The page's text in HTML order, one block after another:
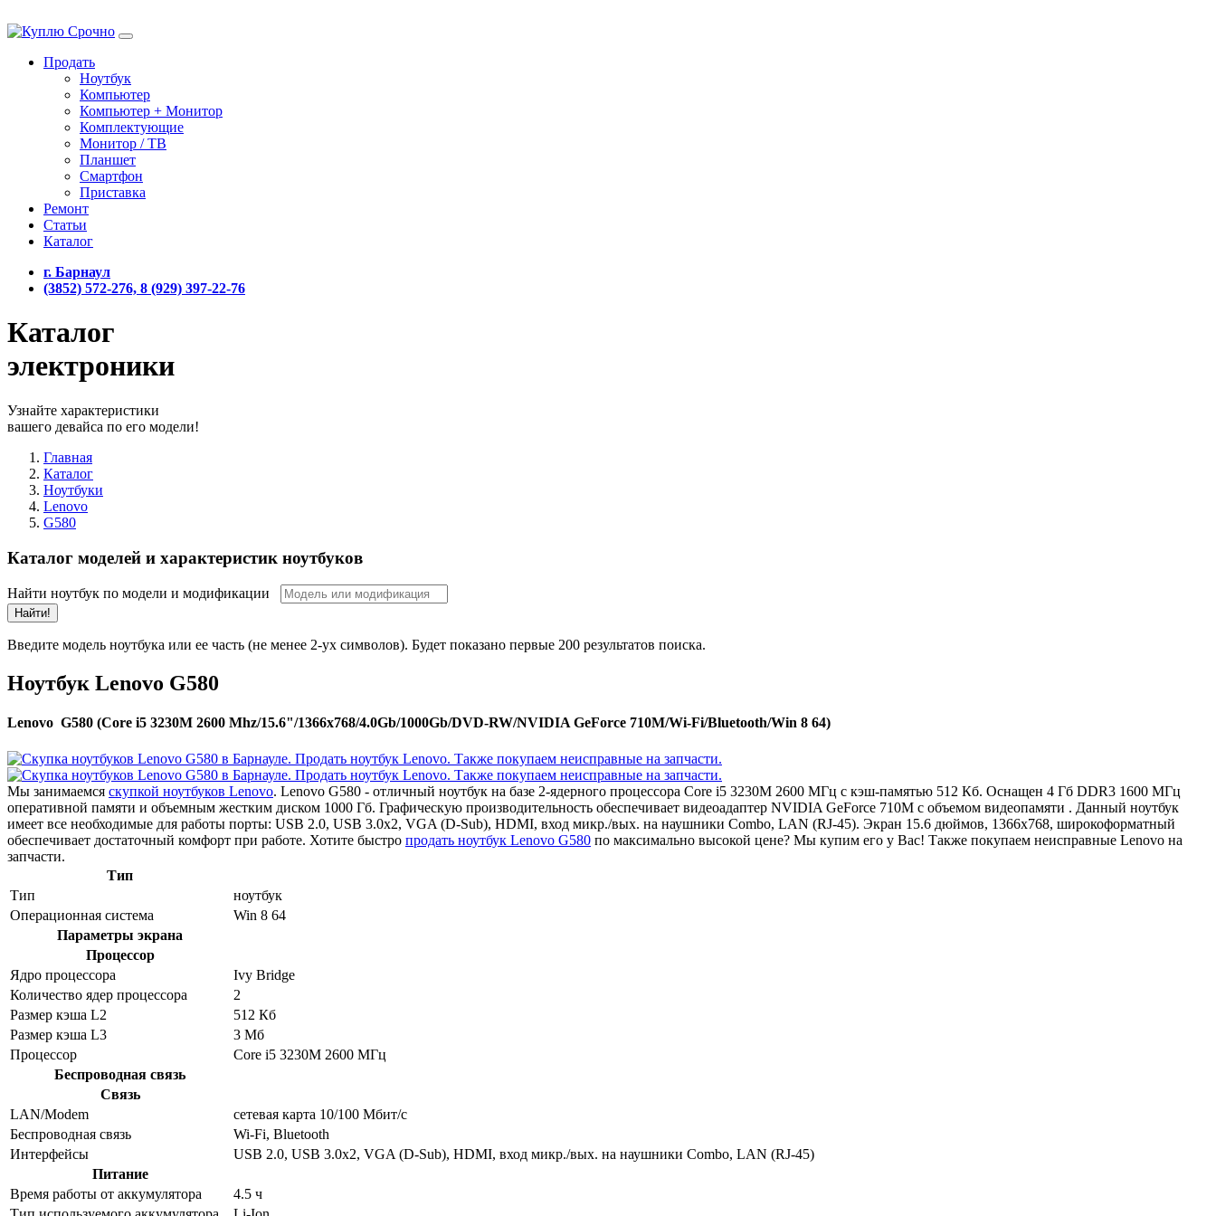
Продать
Ноутбук
Компьютер
Компьютер + Монитор
Комплектующие
Монитор / ТВ
Планшет
Смартфон
Приставка
Ремонт
Статьи
Каталог
г. Барнаул
(3852) 572-276, 8 (929) 397-22-76
Каталог
электроники
Узнайте характеристики
вашего девайса по его модели!
Главная
Каталог
Ноутбуки
Lenovo
G580
Каталог моделей и характеристик ноутбуков
Найти ноутбук по модели и модификации
Найти!
Введите модель ноутбука или ее часть (не менее 2-ух символов). Будет показано первые 200 результатов поиска.
Ноутбук Lenovo G580
Lenovo G580 (Core i5 3230M 2600 Mhz/15.6"/1366x768/4.0Gb/1000Gb/DVD-RW/NVIDIA GeForce 710M/Wi-Fi/Bluetooth/Win 8 64)
Мы занимаемся скупкой ноутбуков Lenovo. Lenovo G580 - отличный ноутбук на базе 2-ядерного процессора Core i5 3230M 2600 МГц с кэш-памятью 512 Кб. Оснащен 4 Гб DDR3 1600 МГц
оперативной памяти и объемным жестким диском 1000 Гб. Графическую производительность обеспечивает видеоадаптер NVIDIA GeForce 710M с объемом видеопамяти . Данный ноутбук
имеет все необходимые для работы порты: USB 2.0, USB 3.0x2, VGA (D-Sub), HDMI, вход микр./вых. на наушники Combo, LAN (RJ-45). Экран 15.6 дюймов, 1366x768, широкоформатный
обеспечивает достаточный комфорт при работе. Хотите быстро продать ноутбук Lenovo G580 по максимально высокой цене? Мы купим его у Вас! Также покупаем неисправные Lenovo на
запчасти.
Тип
Тип
ноутбук
Операционная система
Win 8 64
Параметры экрана
Процессор
Ядро процессора
Ivy Bridge
Количество ядер процессора
2
Размер кэша L2
512 Кб
Размер кэша L3
3 Мб
Процессор
Core i5 3230M 2600 МГц
Беспроводная связь
Связь
LAN/Modem
сетевая карта 10/100 Мбит/c
Беспроводная связь
Wi-Fi, Bluetooth
Интерфейсы
USB 2.0, USB 3.0x2, VGA (D-Sub), HDMI, вход микр./вых. на наушники Combo, LAN (RJ-45)
Питание
Время работы от аккумулятора
4.5 ч